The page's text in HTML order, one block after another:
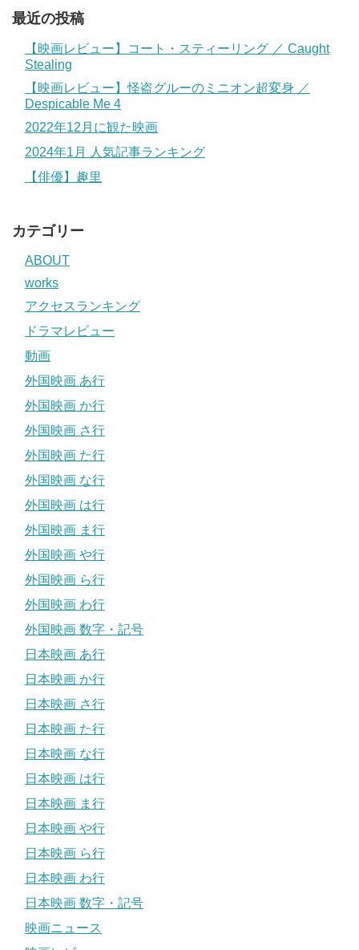
最近の投稿
【映画レビュー】コート・スティーリング ／ Caught
Stealing
【映画レビュー】怪盗グルーのミニオン超変身 ／
Despicable Me 4
2022年12月に観た映画
2024年1月 人気記事ランキング
【俳優】趣里
カテゴリー
ABOUT
works
アクセスランキング
ドラマレビュー
動画
外国映画 あ行
外国映画 か行
外国映画 さ行
外国映画 た行
外国映画 な行
外国映画 は行
外国映画 ま行
外国映画 や行
外国映画 ら行
外国映画 わ行
外国映画 数字・記号
日本映画 あ行
日本映画 か行
日本映画 さ行
日本映画 た行
日本映画 な行
日本映画 は行
日本映画 ま行
日本映画 や行
日本映画 ら行
日本映画 わ行
日本映画 数字・記号
映画ニュース